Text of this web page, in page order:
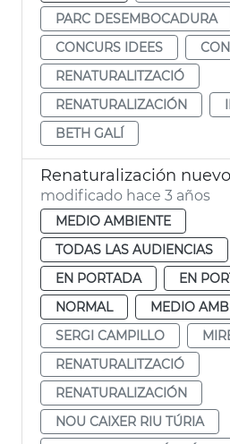
PARC DESEMBOCADURA
CONCURS IDEES
RENATURALITZACIÓ
RENATURALIZACIÓN
BETH GALÍ
Renaturalización
modificado hace 3 años
MEDIO AMBIENTE
TODAS LAS AUDIENCIAS
EN PORTADA
EN
NORMAL
MEDIO
SERGI CAMPILLO
RENATURALITZACIÓ
RENATURALIZACIÓN
NOU CAIXER RIU TÚRIA